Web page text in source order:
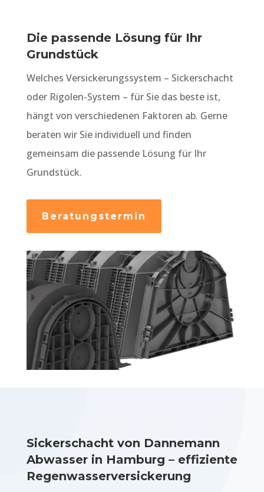
Die passende Lösung für Ihr
Grundstück
Welches Versickerungssystem – Sickerschacht
oder Rigolen-System – für Sie das beste ist,
hängt von verschiedenen Faktoren ab. Gerne
beraten wir Sie individuell und finden
gemeinsam die passende Lösung für Ihr
Grundstück.
Beratungstermin
Sickerschacht von Dannemann
Abwasser in Hamburg – effiziente
Regenwasserversickerung